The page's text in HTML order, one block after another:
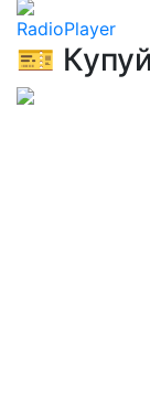
RadioPlayer
🎫